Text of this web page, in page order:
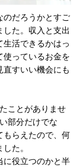
のだろうかとすご
た。収入と支出
活できるかはっ
使っているお金を
すいい機会にも
ことがありませ
部分だけでな
もらえたので、何
た。
に役立つのかと半